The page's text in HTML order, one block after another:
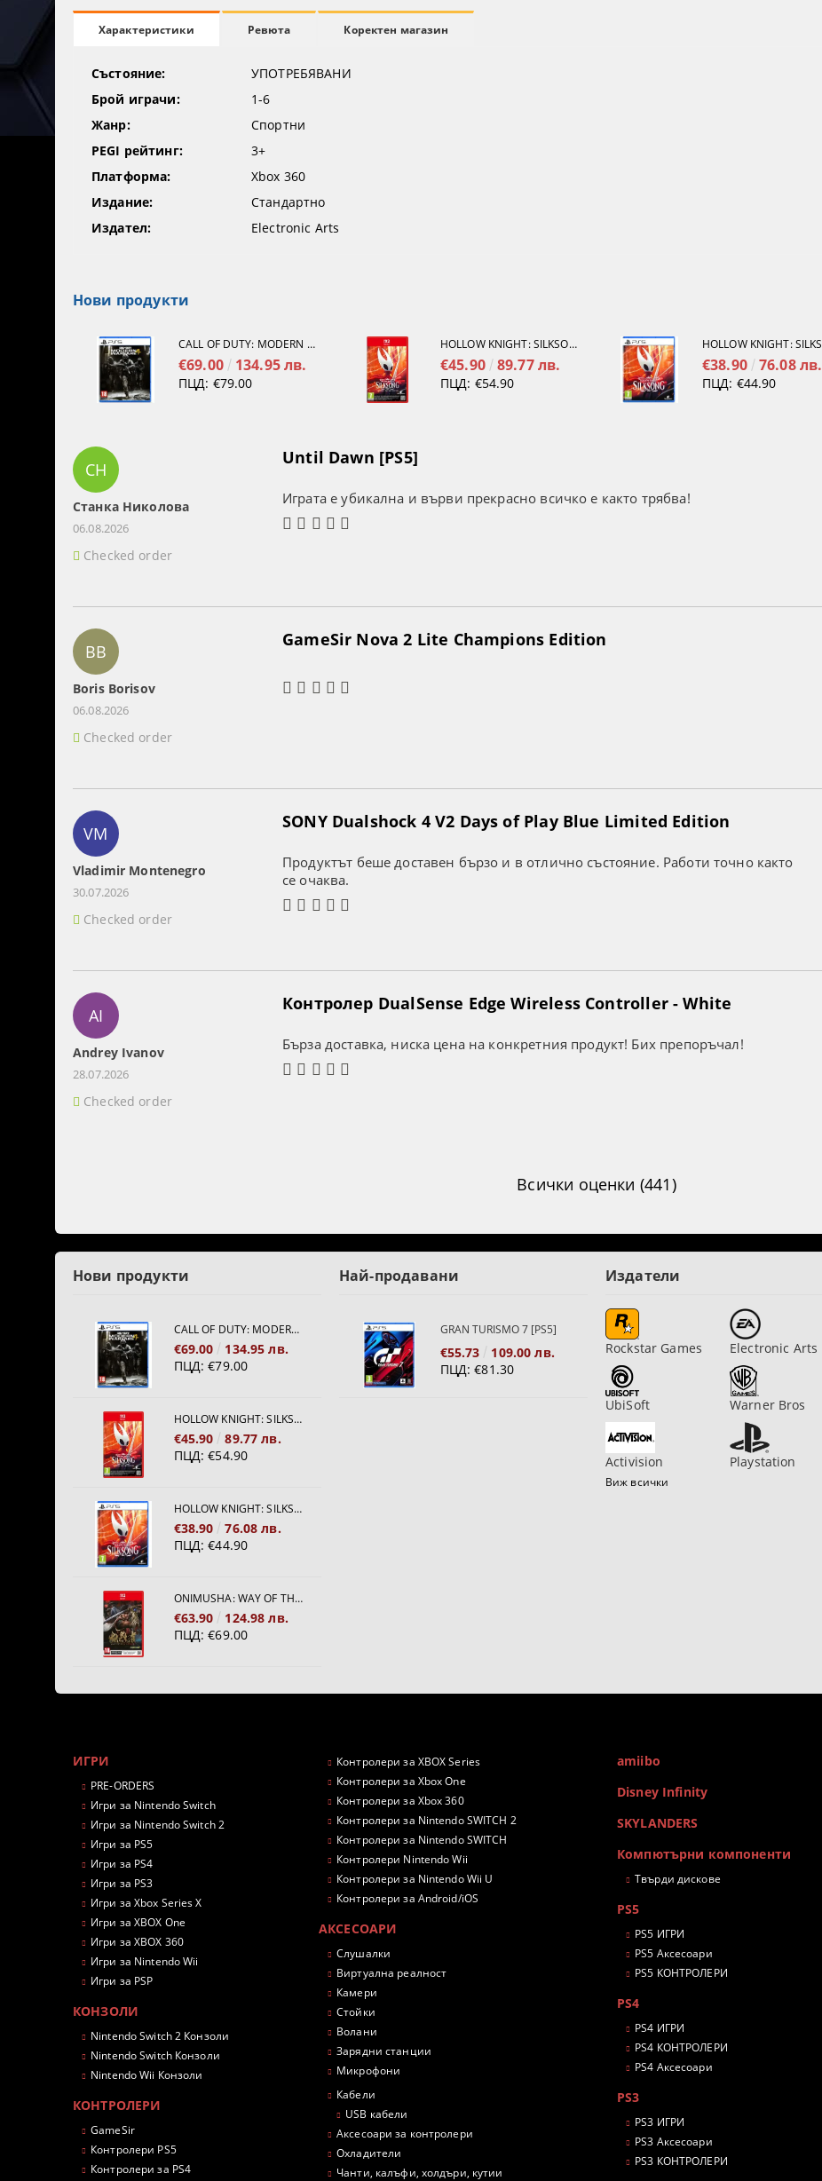
Характеристики Ревюта Коректен магазин
Състояние:
УПОТРЕБЯВАНИ
Брой играчи:
1-6
Жанр:
Спортни
PEGI рейтинг:
3+
Платформа:
Xbox 360
Издание:
Стандартно
Издател:
Electronic Arts
Нови продукти
CALL OF DUTY: MODERN WARFARE 4[PS5]
€69.00 134.95 лв.
ПЦД: €79.00
HOLLOW KNIGHT: SILKSONG [NINTENDO SWITCH 2]
€45.90 89.77 лв.
ПЦД: €54.90
€38.90 76.08 лв.
ПЦД: €44.90
СН
Станка Николова
06.08.2026
Checked order
Until Dawn [PS5]
Играта е убикална и върви прекрасно всичко е както трябва!
BB
Boris Borisov
06.08.2026
Checked order
GameSir Nova 2 Lite Champions Edition
VM
Vladimir Montenegro
30.07.2026
Checked order
SONY Dualshock 4 V2 Days of Play Blue Limited Edition
Продуктът беше доставен бързо и в отлично състояние. Работи точно както
се очаква.
AI
Andrey Ivanov
28.07.2026
Checked order
Контролер DualSense Edge Wireless Controller - White
Бърза доставка, ниска цена на конкретния продукт! Бих препоръчал!
Всички оценки (441)
Нови продукти
CALL OF DUTY: MODERN WARFARE 4[PS5]
€69.00
134.95 лв.
ПЦД: €79.00
HOLLOW KNIGHT: SILKSONG [NINTENDO SWITCH 2]
€45.90
89.77 лв.
ПЦД: €54.90
HOLLOW KNIGHT: SILKSONG [PS5]
€38.90
76.08 лв.
ПЦД: €44.90
ONIMUSHA: WAY OF THE SWORD [NINTENDO SWITCH 2]
€63.90
124.98 лв.
ПЦД: €69.00
Най-продавани
GRAN TURISMO 7 [PS5]
€55.73
109.00 лв.
ПЦД: €81.30
Издатели
Rockstar Games Electronic Arts
UbiSoft Warner Bros
Activision Playstation
Виж всички
ИГРИ
PRE-ORDERS
Игри за Nintendo Switch
Игри за Nintendo Switch 2
Игри за PS5
Игри за PS4
Игри за PS3
Игри за Xbox Series X
Игри за XBOX One
Игри за XBOX 360
Игри за Nintendo Wii
Игри за PSP
КОНЗОЛИ
Nintendo Switch 2 Конзоли
Nintendo Switch Конзоли
Nintendo Wii Конзоли
КОНТРОЛЕРИ
GameSir
Контролери PS5
Контролери за PS4
Контролери за XBOX Series
Контролери за Xbox One
Контролери за Xbox 360
Контролери за Nintendo SWITCH 2
Контролери за Nintendo SWITCH
Контролери Nintendo Wii
Контролери за Nintendo Wii U
Контролери за Android/iOS
АКСЕСОАРИ
Слушалки
Виртуална реалност
Камери
Стойки
Волани
Зарядни станции
Микрофони
Кабели
USB кабели
Аксесоари за контролери
Охладители
Чанти, калъфи, холдъри, кутии
amiibo
Disney Infinity
SKYLANDERS
Компютърни компоненти
Твърди дискове
PS5
PS5 ИГРИ
PS5 Аксесоари
PS5 КОНТРОЛЕРИ
PS4
PS4 ИГРИ
PS4 КОНТРОЛЕРИ
PS4 Аксесоари
PS3
PS3 ИГРИ
PS3 Аксесоари
PS3 КОНТРОЛЕРИ